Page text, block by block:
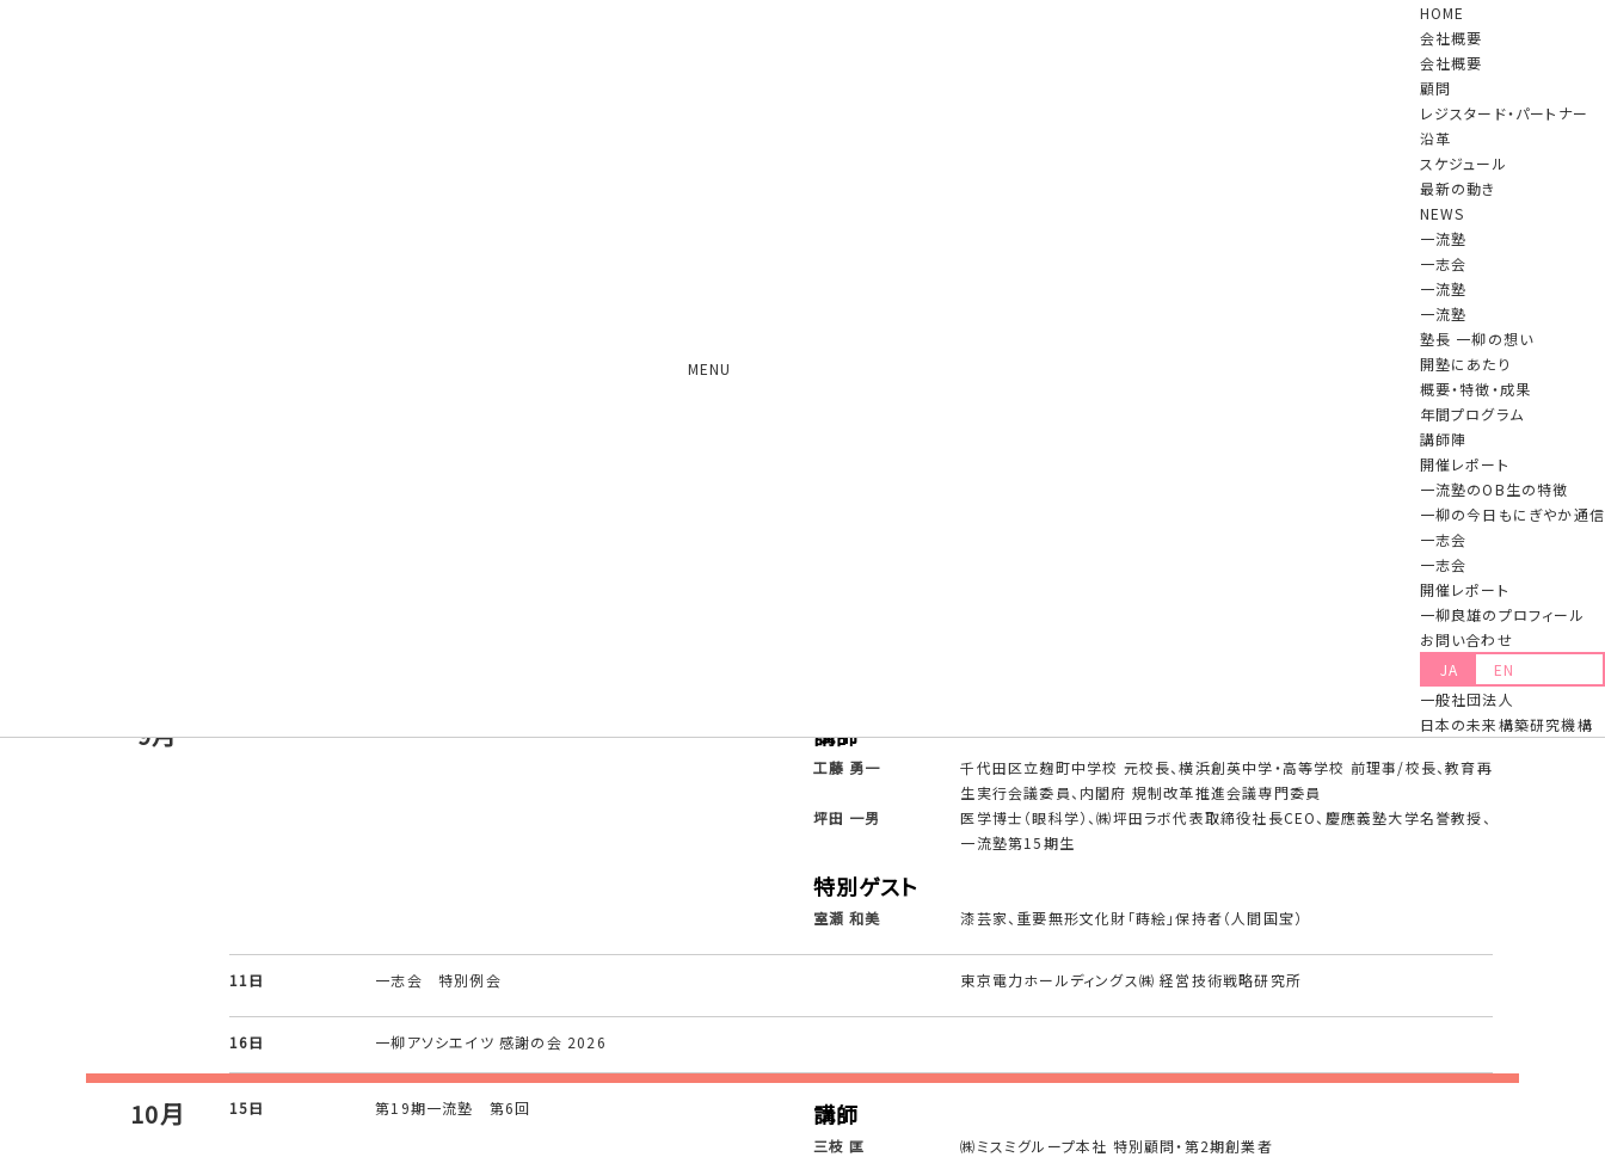
MENU
HOME
会社概要
会社概要
顧問
レジスタード・パートナー
沿革
スケジュール
最新の動き
NEWS
一流塾
一志会
一流塾
一流塾
塾長 一柳の想い
開塾にあたり
概要・特徴・成果
年間プログラム
講師陣
開催レポート
一流塾のOB生の特徴
一柳の今日もにぎやか通信
一志会
一志会
開催レポート
一柳良雄のプロフィール
お問い合わせ
JA
EN
一般社団法人
日本の未来構築研究機構
印刷は
9月 講師
工藤 勇一
千代田区立麹町中学校 元校長、横浜創英中学・高等学校 前理事/校長、教育再
生実行会議委員、内閣府 規制改革推進会議専門委員
坪田 一男
医学博士（眼科学）、㈱坪田ラボ代表取締役社長CEO、慶應義塾大学名誉教授、
一流塾第15期生
特別ゲスト
室瀬 和美 漆芸家、重要無形文化財「蒔絵」保持者（人間国宝）
11日 一志会 特別例会 東京電力ホールディングス㈱ 経営技術戦略研究所
16日 一柳アソシエイツ 感謝の会 2026
10月 15日 第19期一流塾 第6回 講師
三枝 匡 ㈱ミスミグループ本社 特別顧問・第2期創業者